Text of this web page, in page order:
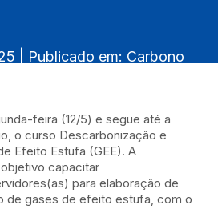
| Publicado em: Carbono
feira (12/5) e segue até a
o curso Descarbonização e
Efeito Estufa (GEE). A
capacitar
para elaboração de
de gases de efeito estufa, com o